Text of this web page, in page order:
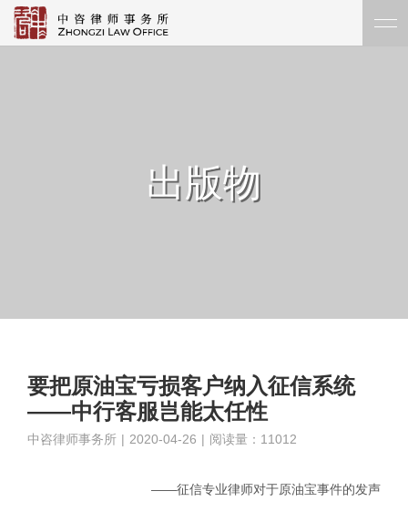
出版物
要把原油宝亏损客户纳入征信系统
——中行客服岂能太任性
中咨律师事务所 | 2020-04-26 | 阅读量：11012
——征信专业律师对于原油宝事件的发声